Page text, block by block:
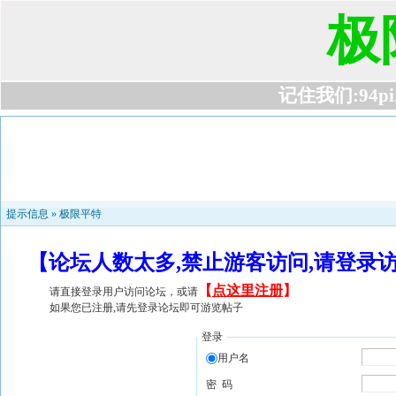
极
记住我们
提示信息 » 极限平特
【论坛人数太多,禁止游客访问,请登
请直接登录用户访问论坛，或请 【 点这里注册】
如果您已注册,请先登录论坛即可游览帖子
登录
用户名
密 码